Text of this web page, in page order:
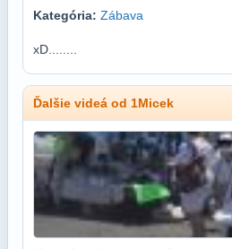
Kategória: Zábava
xD........
Ďalšie videá od 1Micek